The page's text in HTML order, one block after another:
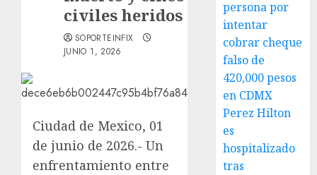
civiles heridos
SOPORTEINFIX
JUNIO 1, 2026
Ciudad de Mexico, 01
de junio de 2026.- Un
enfrentamiento entre
persona por
intentar
cobrar cheque
falso de
420,000 pesos
en CDMX
Perez Hilton
es
hospitalizado
tras